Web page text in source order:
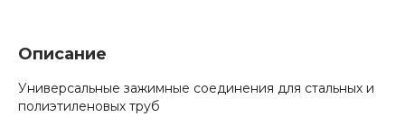
Описание
Универсальные зажимные соединения для стальных и
полиэтиленовых труб